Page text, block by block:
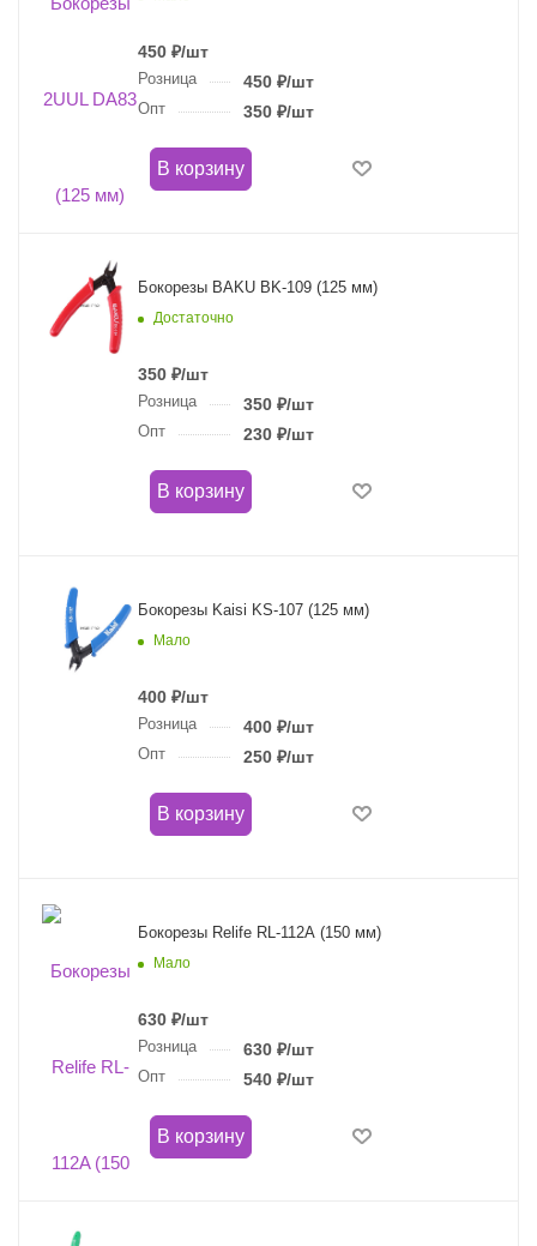
450 ₽/шт
Розница 450₽/шт
Опт 350₽/шт
В корзину
Бокорезы BAKU BK-109 (125 мм)
Достаточно
350 ₽/шт
Розница 350₽/шт
Опт 230₽/шт
В корзину
Бокорезы Kaisi KS-107 (125 мм)
Мало
400 ₽/шт
Розница 400₽/шт
Опт 250₽/шт
В корзину
Бокорезы Relife RL-112A (150 мм)
Мало
630 ₽/шт
Розница 630₽/шт
Опт 540₽/шт
В корзину